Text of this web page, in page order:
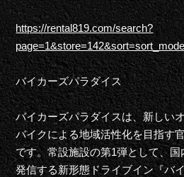
https://rental819.com/search?
バイカーズパラダイス
バイカーズパラダイスは、新しい
バイクによる地域活性化を目指す
です。常設施設の第1弾として、
発信する新形態ドライブイン『バ